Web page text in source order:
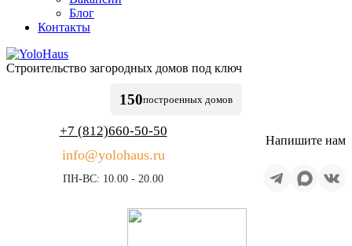
Блог
Контакты
Строительство загородных домов под ключ
150построенных домов
+7 (812)660-50-50
info@yolohaus.ru
ПН-ВС: 10.00 - 20.00
Напишите нам